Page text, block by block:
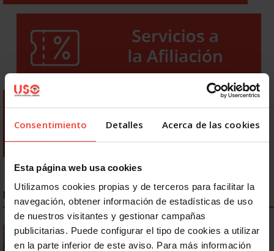
Consentimiento Detalles Acerca de las cookies
Esta página web usa cookies
Utilizamos cookies propias y de terceros para facilitar la
navegación, obtener información de estadísticas de uso
de nuestros visitantes y gestionar campañas
publicitarias. Puede configurar el tipo de cookies a utilizar
en la parte inferior de este aviso. Para más información
NOTICIAS MÁS LEÍDAS
Se actualizan las patologías para acceder a la jubilación
anticipada por discapacidad